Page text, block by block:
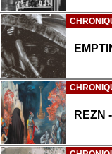
REZN